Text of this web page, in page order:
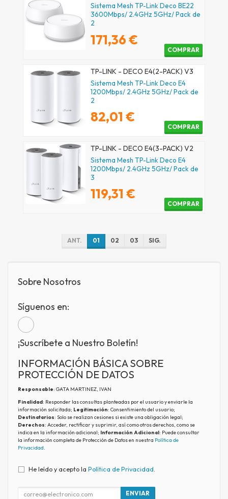
Sistema Mesh TP-Link Deco BE22
3600Mbps/ 2.4GHz 5GHz/ Pack de
2
171,36 €
COMPRAR
TP-LINK - DECO E4(2-PACK) V3
Sistema Mesh TP-Link Deco E4
1200Mbps/ 2.4GHz 5GHz/ Pack de
2
82,01 €
COMPRAR
TP-LINK - DECO E4(3-PACK) V2
Sistema Mesh TP-Link Deco E4
1200Mbps/ 2.4GHz 5GHz/ Pack de
3
119,31 €
COMPRAR
ANT. 01 02 03 SIG.
Sobre Nosotros
Síguenos en:
¡Suscríbete a Nuestro Boletín!
INFORMACIÓN BÁSICA SOBRE
PROTECCIÓN DE DATOS
Responsable: GATA MARTINEZ, IVAN
Finalidad: Responder las consultas planteadas por el usuario y enviarle la
información solicitada; Legitimación: Consentimiento del usuario;
Destinatarios: Solo se realizan cesiones si existe una obligación legal;
Derechos: Acceder, rectificar y suprimir, así como otros derechos, como se
indica en la información adicional; Información Adicional: Puede consultar
la información completa de Protección de Datos en nuestra Política de
Privacidad.
He leído y acepto la Política de Privacidad.
ENVIAR